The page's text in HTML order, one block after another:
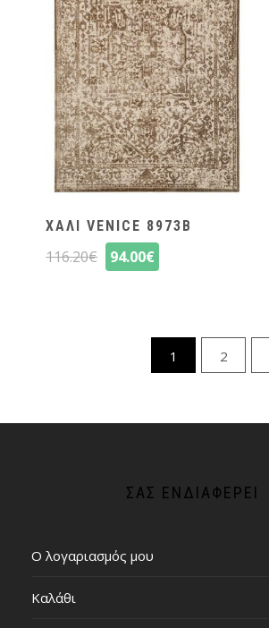
ΧΑΛΙ VENICE 8973B
116.20€ 94.00€
1 2
ΣΑΣ ΕΝΔΙΑΦΈΡΕΙ
Ο λογαριασμός μου
Καλάθι